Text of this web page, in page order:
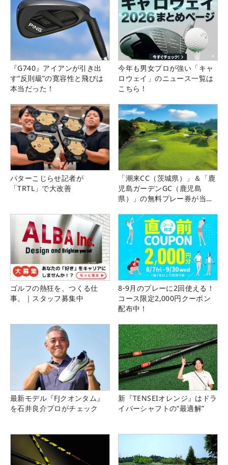
『G740』アイアンが引き出
す“反則級”の寛容性と飛びは
本当だった！
今年も男女プロが強い「キャ
ロウェイ」のニュース一覧は
こちら！
パターこじらせ記者が
「TRTL」で大改善
「潮来CC（茨城県）」＆「鹿
児島ガーデンGC（鹿児島
県）」の無料プレー券が当た
ゴルフの熱狂を、つくる仕
事。｜スタッフ募集中
8-9月のプレーに2回使える！
コース限定2,000円クーポン
配布中！
最新モデル『FJクオンタム』
を石井良介プロがチェック
新『TENSEIオレンジ』はドラ
イバーシャフトの“最適解”